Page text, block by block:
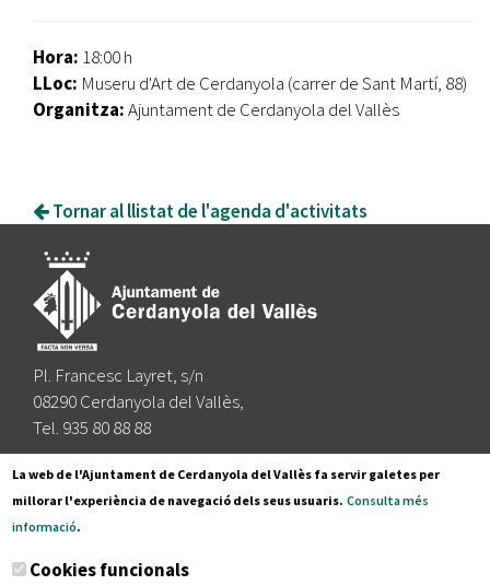
Hora: 18:00 h
LLoc: Museru d'Art de Cerdanyola (carrer de Sant Martí, 88)
Organitza:Ajuntament de Cerdanyola del Vallès
Tornar al llistat de l'agenda d'activitats
Pl. Francesc Layret, s/n
08290 Cerdanyola del Vallès,
Tel. 935 80 88 88
Segueix-nos a:
Subscriu-te al nostre butlletí
La web de l'Ajuntament de Cerdanyola del Vallès fa servir galetes per
millorar l'experiència de navegació dels seus usuaris. Consulta més
informació.
Cookies funcionals